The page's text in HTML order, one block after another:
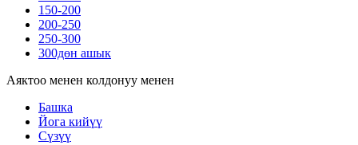
150-200
200-250
250-300
300дөн ашык
Аяктоо менен колдонуу менен
Башка
Йога кийүү
Сүзүү